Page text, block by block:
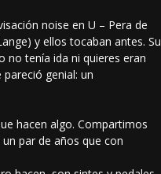
noise en U – Pera de
y ellos tocaban antes. Su
no tenía ida ni quieres eran
genial: un
hacen algo. Compartimos
par de años que con